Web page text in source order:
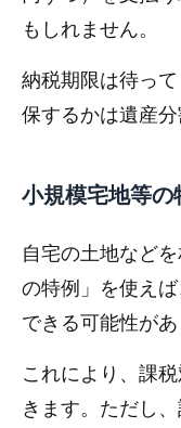
もしれません。
納税期限は待っ
保するかは遺産分
小規模宅地等の
自宅の土地など
の特例」を使え
できる可能性があ
これにより、課
きます。ただし